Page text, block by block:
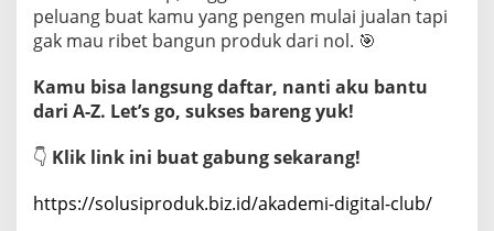
peluang buat kamu yang pengen mulai jualan tapi
gak mau ribet bangun produk dari nol. 🎯
Kamu bisa langsung daftar, nanti aku bantu
dari A-Z. Let’s go, sukses bareng yuk!
👇 Klik link ini buat gabung sekarang!
https://solusiproduk.biz.id/akademi-digital-club/